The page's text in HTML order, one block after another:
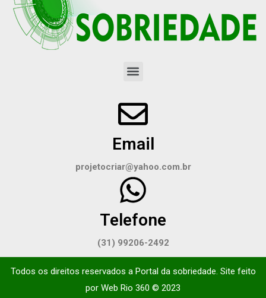
Email
projetocriar@yahoo.com.br
Telefone
(31) 99206-2492
Todos os direitos reservados a Portal da sobriedade. Site feito
por Web Rio 360 © 2023​